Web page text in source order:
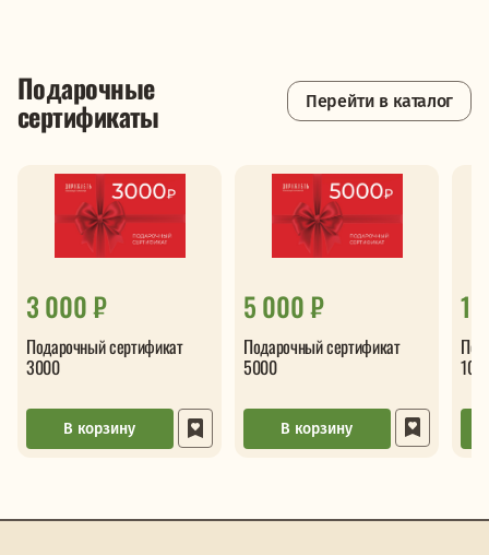
Подарочные
сертификаты Перейти в каталог
3 000 ₽
Подарочный сертификат
3000
В корзину
5 000 ₽
Подарочный сертификат
5000
В корзину
1